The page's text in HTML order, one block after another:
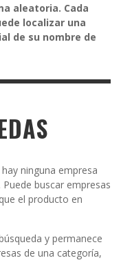
aleatoria. Cada
localizar una
de su nombre de
ninguna empresa
buscar empresas
el producto en
y permanece
de una categoría,